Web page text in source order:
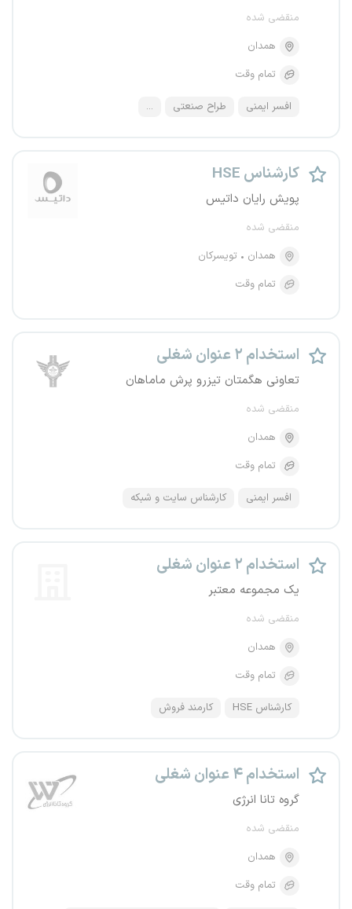
منقضی شده
همدان
تمام وقت
افسر ایمنی طراح صنعتی ...
کارشناس HSE
پویش رایان داتیس
منقضی شده
همدان
تویسرکان
تمام وقت
استخدام ۲ عنوان شغلی
تعاونی هگمتان تیزرو پرش ماماهان
منقضی شده
همدان
تمام وقت
افسر ایمنی کارشناس سایت و شبکه
استخدام ۲ عنوان شغلی
یک مجموعه معتبر
منقضی شده
همدان
تمام وقت
کارشناس HSE کارمند فروش
استخدام ۴ عنوان شغلی
گروه تانا انرژی
منقضی شده
همدان
تمام وقت